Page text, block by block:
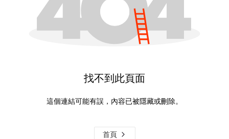
找不到此頁面
這個連結可能有誤，內容已被隱藏或刪除。
首頁